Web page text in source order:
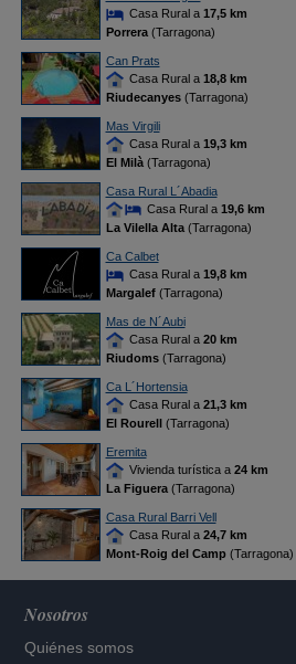
Casa Rural a 17,5 km
Porrera(Tarragona)
Can Prats
Casa Rural a 18,8 km
Riudecanyes(Tarragona)
Mas Virgili
Casa Rural a 19,3 km
El Milà(Tarragona)
Casa Rural L´Abadia
Casa Rural a 19,6 km
La Vilella Alta(Tarragona)
Ca Calbet
Casa Rural a 19,8 km
Margalef(Tarragona)
Mas de N´Aubi
Casa Rural a 20 km
Riudoms(Tarragona)
Ca L´Hortensia
Casa Rural a 21,3 km
El Rourell(Tarragona)
Eremita
Vivienda turística a 24 km
La Figuera(Tarragona)
Casa Rural Barri Vell
Casa Rural a 24,7 km
Mont-Roig del Camp(Tarragona)
Nosotros
Quiénes somos